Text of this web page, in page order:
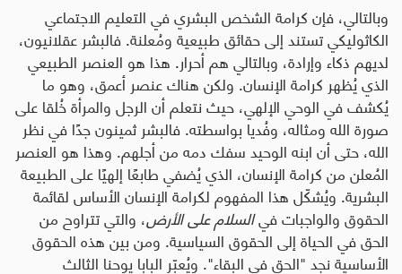
وبالتالي، فإن كرامة الشخص البشري في التعليم الاجتماعي
الكاثوليكي تستند إلى حقائق طبيعية ومُعلنة. فالبشر عقلانيون،
لديهم ذكاء وإرادة، وبالتالي هم أحرار. هذا هو العنصر الطبيعي
الذي يُظهر كرامة الإنسان. ولكن هناك عنصر أعمق، وهو ما
يُكشف في الوحي الإلهي، حيث نتعلم أن الرجل والمرأة خُلقا على
صورة الله ومثاله، وفُديا بواسطته. فالبشر ثمينون جدًا في نظر
الله، حتى أن ابنه الوحيد سفك دمه من أجلهم. وهذا هو العنصر
المُعلن من كرامة الإنسان، الذي يُضفي طابعًا إلهيًا على الطبيعة
البشرية. ويُشكّل هذا المفهوم لكرامة الإنسان الأساس لقائمة
الحقوق والواجبات فيالسلام على الأرض، والتي تتراوح من
الحق في الحياة إلى الحقوق السياسية. ومن بين هذه الحقوق
الأساسية نجد"الحق في البقاء". ويُعبّر البابا يوحنا الثالث